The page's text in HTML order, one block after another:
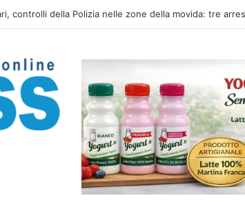
in bici elettrica a Francavilla Fontana, due 15enni